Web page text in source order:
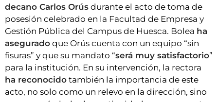
decano Carlos Orús durante el acto de toma de
posesión celebrado en la Facultad de Empresa y
Gestión Pública del Campus de Huesca. Bolea ha
asegurado que Orús cuenta con un equipo “sin
fisuras” y que su mandato “será muy satisfactorio”
para la institución. En su intervención, la rectora
ha reconocido también la importancia de este
acto, no solo como un relevo en la dirección, sino